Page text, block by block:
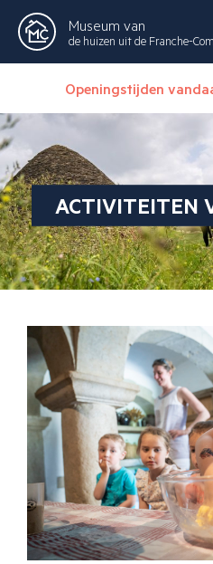
Museum van
de huizen uit de Franche-
Openingstijden
ACTIVITEITEN